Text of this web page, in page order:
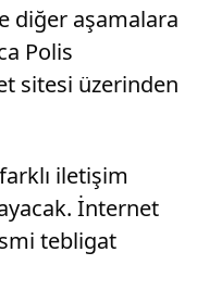
diğer aşamalara
Polis
sitesi üzerinden
iletişim
İnternet
tebligat